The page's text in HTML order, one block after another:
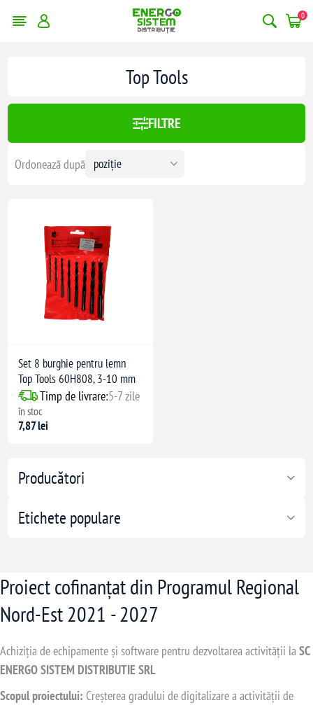
0
Producători
Etichete populare
Top Tools
FILTRE
Ordonează după
Set 8 burghie pentru lemn
Top Tools 60H808, 3-10 mm
Timp de livrare:5-7 zile
în stoc
7,87 lei
Proiect cofinanțat din Programul Regional
Nord-Est 2021 - 2027
Achiziția de echipamente și software pentru dezvoltarea activității laSC
ENERGO SISTEM DISTRIBUTIE SRL
Scopul proiectului: Creșterea gradului de digitalizare a activității de